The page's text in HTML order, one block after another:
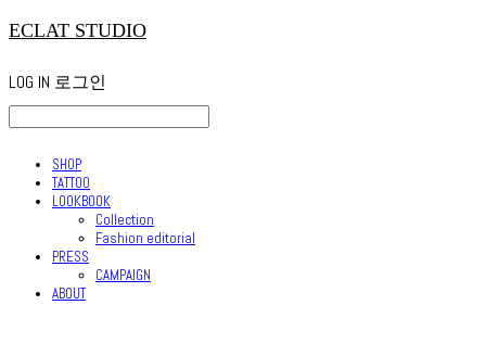
ECLAT STUDIO
LOG IN 로그인
SHOP
TATTOO
LOOKBOOK
Collection
Fashion editorial
PRESS
CAMPAIGN
ABOUT